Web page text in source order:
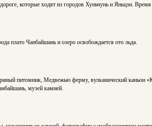
которые ходят из городов Хуньчунь и Яньцзи. Время
плато Чанбайшань и озеро освобождается ото льда.
питомник, Медвежью ферму, вулканический каньон
музей камней.